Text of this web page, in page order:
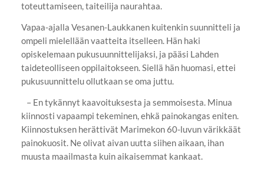
toteuttamiseen, taiteilija naurahtaa.
Vapaa-ajalla Vesanen-Laukkanen kuitenkin suunnitteli ja
ompeli mielellään vaatteita itselleen. Hän haki
opiskelemaan pukusuunnittelijaksi, ja pääsi Lahden
taideteolliseen oppilaitokseen. Siellä hän huomasi, ettei
pukusuunnittelu ollutkaan se oma juttu.
– En tykännyt kaavoituksesta ja semmoisesta. Minua
kiinnosti vapaampi tekeminen, ehkä painokangas eniten.
Kiinnostuksen herättivät Marimekon 60-luvun värikkäät
painokuosit. Ne olivat aivan uutta siihen aikaan, ihan
muusta maailmasta kuin aikaisemmat kankaat.